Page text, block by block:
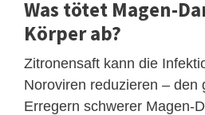
Was tötet Magen-
Körper ab?
Zitronensaft kann die
Noroviren reduzieren – den
Erregern schwerer Magen-